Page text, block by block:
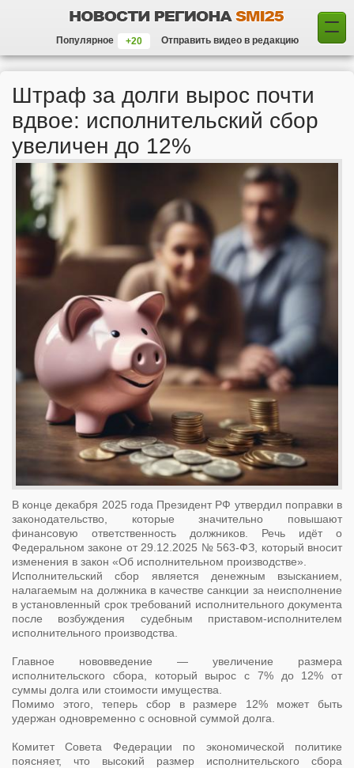
Популярное Отправить видео в редакцию
Штраф за долги вырос почти
вдвое: исполнительский сбор
увеличен до 12%
В конце декабря 2025 года Президент РФ утвердил поправки в
законодательство, которые значительно повышают
финансовую ответственность должников. Речь идёт о
Федеральном законе от 29.12.2025 № 563-ФЗ, который вносит
изменения в закон «Об исполнительном производстве».
Исполнительский сбор является денежным взысканием,
налагаемым на должника в качестве санкции за неисполнение
в установленный срок требований исполнительного документа
после возбуждения судебным приставом-исполнителем
исполнительного производства.
Главное нововведение — увеличение размера
исполнительского сбора, который вырос с 7% до 12% от
суммы долга или стоимости имущества.
Помимо этого, теперь сбор в размере 12% может быть
удержан одновременно с основной суммой долга.
Комитет Совета Федерации по экономической политике
поясняет, что высокий размер исполнительского сбора